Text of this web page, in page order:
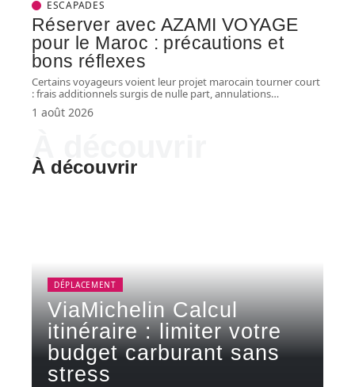
ESCAPADES
Réserver avec AZAMI VOYAGE
pour le Maroc : précautions et
bons réflexes
Certains voyageurs voient leur projet marocain tourner court
: frais additionnels surgis de nulle part, annulations…
1 août 2026
À découvrir
DÉPLACEMENT
ViaMichelin Calcul
itinéraire : limiter votre
budget carburant sans
stress